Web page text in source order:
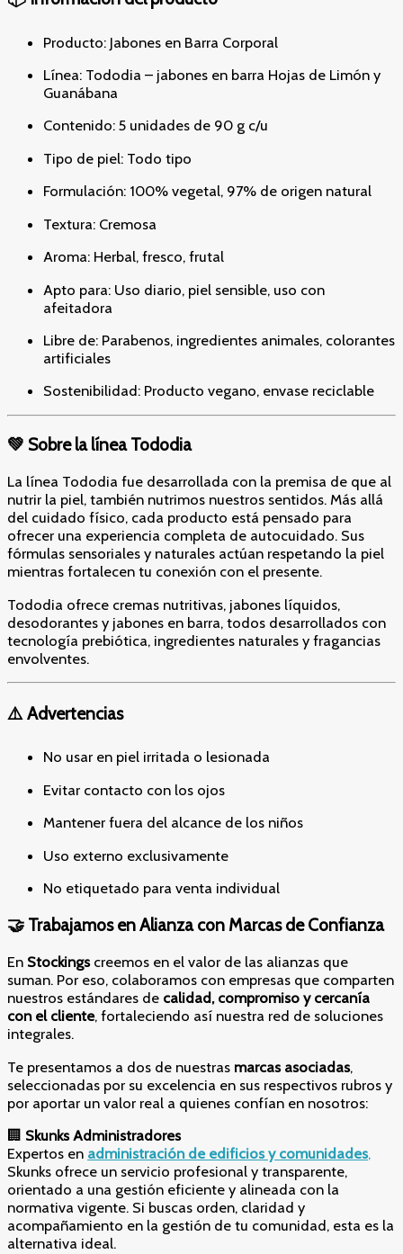
Producto: Jabones en Barra Corporal
Línea: Tododia – jabones en barra Hojas de Limón y
Guanábana
Contenido: 5 unidades de 90 g c/u
Tipo de piel: Todo tipo
Formulación: 100% vegetal, 97% de origen natural
Textura: Cremosa
Aroma: Herbal, fresco, frutal
Apto para: Uso diario, piel sensible, uso con
afeitadora
Libre de: Parabenos, ingredientes animales, colorantes
artificiales
Sostenibilidad: Producto vegano, envase reciclable
💚 Sobre la línea Tododia
La línea Tododia fue desarrollada con la premisa de que al
nutrir la piel, también nutrimos nuestros sentidos. Más allá
del cuidado físico, cada producto está pensado para
ofrecer una experiencia completa de autocuidado. Sus
fórmulas sensoriales y naturales actúan respetando la piel
mientras fortalecen tu conexión con el presente.
Tododia ofrece cremas nutritivas, jabones líquidos,
desodorantes y jabones en barra, todos desarrollados con
tecnología prebiótica, ingredientes naturales y fragancias
envolventes.
⚠️ Advertencias
No usar en piel irritada o lesionada
Evitar contacto con los ojos
Mantener fuera del alcance de los niños
Uso externo exclusivamente
No etiquetado para venta individual
🤝 Trabajamos en Alianza con Marcas de Confianza
En Stockingscreemos en el valor de las alianzas que
suman. Por eso, colaboramos con empresas que comparten
nuestros estándares de calidad, compromiso y cercanía
con el cliente, fortaleciendo así nuestra red de soluciones
integrales.
Te presentamos a dos de nuestras marcas asociadas,
seleccionadas por su excelencia en sus respectivos rubros y
por aportar un valor real a quienes confían en nosotros:
🏢 Skunks Administradores
Expertos en administración de edificios y comunidades,
Skunks ofrece un servicio profesional y transparente,
orientado a una gestión eficiente y alineada con la
normativa vigente. Si buscas orden, claridad y
acompañamiento en la gestión de tu comunidad, esta es la
alternativa ideal.